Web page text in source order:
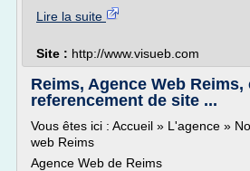
Lire la suite
Site : http://www.visueb.com
Reims, Agence Web Reims,
referencement de site ...
Vous êtes ici : Accueil » L'agence »
web Reims
Agence Web de Reims